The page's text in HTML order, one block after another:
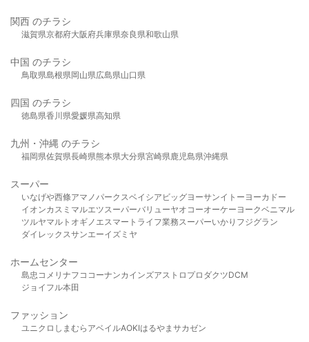
関西 のチラシ
滋賀県京都府大阪府兵庫県奈良県和歌山県
中国 のチラシ
鳥取県島根県岡山県広島県山口県
四国 のチラシ
徳島県香川県愛媛県高知県
九州・沖縄 のチラシ
福岡県佐賀県長崎県熊本県大分県宮崎県鹿児島県沖縄県
スーパー
いなげや西條アマノパークスベイシア ビッグヨーサンイトーヨーカドー
イオンカスミ マルエツスーパーバリューヤオコーオーケー ヨークベニマル
ツルヤマルト オギノ エスマート ライフ業務スーパーいかり フジグラン
ダイレックスサンエーイズミヤ
ホームセンター
島忠 コメリ ナフコ コーナンカインズアストロプロダクツDCM
ジョイフル本田
ファッション
ユニクロ しまむら アベイルAOKIはるやま サカゼン